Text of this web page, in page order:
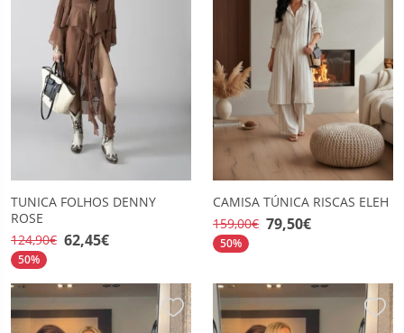
TUNICA FOLHOS DENNY
ROSE
124,90€ 62,45€
50%
CAMISA TÚNICA RISCAS ELEH
159,00€ 79,50€
50%